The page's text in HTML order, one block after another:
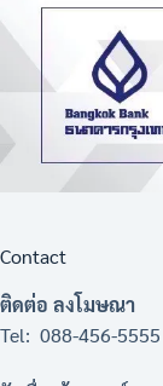
Contact
ติดต่อ ลงโมษณา
Tel: 088-456-5555